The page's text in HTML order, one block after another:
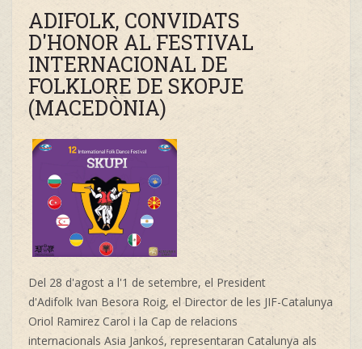
ADIFOLK, CONVIDATS
D'HONOR AL FESTIVAL
INTERNACIONAL DE
FOLKLORE DE SKOPJE
(MACEDÒNIA)
Del 28 d'agost a l'1 de setembre, el President
d'Adifolk Ivan Besora Roig, el Director de les JIF-Catalunya
Oriol Ramirez Carol i la Cap de relacions
internacionals Asia Jankoś, representaran Catalunya als